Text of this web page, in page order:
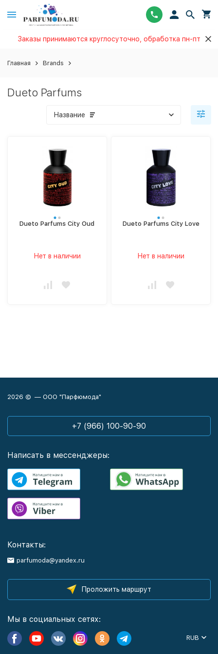
Заказы принимаются круглосуточно, обработка пн-пт
Главная Brands
Dueto Parfums
Название
Dueto Parfums City Oud
Нет в наличии
Dueto Parfums City Love
Нет в наличии
2026 © — ООО "Парфюмода"
+7 (966) 100-90-90
Написать в мессенджеры:
Контакты:
parfumoda@yandex.ru
Проложить маршрут
Мы в социальных сетях:
RUB